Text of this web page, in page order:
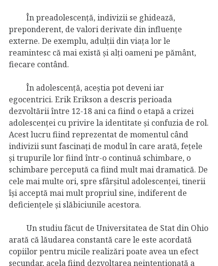
În preadolescență, indivizii se ghidează,
preponderent, de valori derivate din influențe
externe. De exemplu, adulții din viața lor le
reamintesc că mai există și alți oameni pe pământ,
fiecare contând.
În adolescență, aceștia pot deveni iar
egocentrici. Erik Erikson a descris perioada
dezvoltării între 12-18 ani ca fiind o etapă a crizei
adolescenței cu privire la identitate și confuzia de rol.
Acest lucru fiind reprezentat de momentul când
indivizii sunt fascinați de modul în care arată, fețele
și trupurile lor fiind într-o continuă schimbare, o
schimbare percepută ca fiind mult mai dramatică. De
cele mai multe ori, spre sfârșitul adolescenței, tinerii
își acceptă mai mult propriul sine, indiferent de
deficiențele și slăbiciunile acestora.
Un studiu făcut de Universitatea de Stat din Ohio
arată că lăudarea constantă care le este acordată
copiilor pentru micile realizări poate avea un efect
secundar, acela fiind dezvoltarea neintenționată a